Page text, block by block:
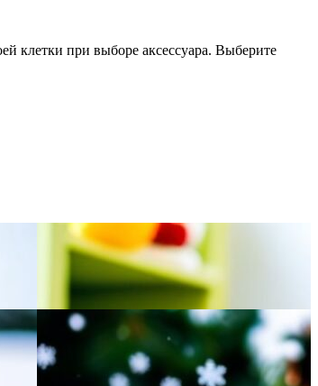
клетки при выборе аксессуара. Выберите